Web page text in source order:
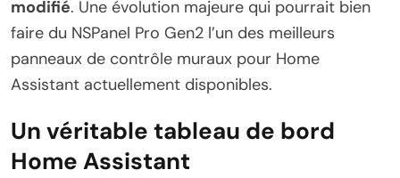
modifié. Une évolution majeure qui pourrait bien
faire du NSPanel Pro Gen2 l’un des meilleurs
panneaux de contrôle muraux pour Home
Assistant actuellement disponibles.
Un véritable tableau de bord
Home Assistant